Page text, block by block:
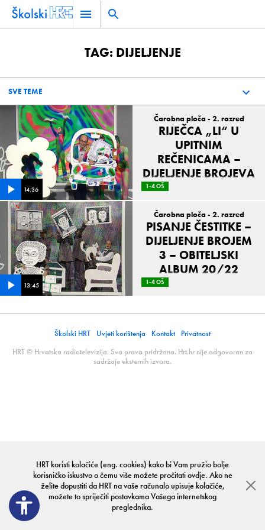
TAG: DIJELJENJE
14:36
Čarobna ploča - 2. razred
RIJEČCA „LI“ U
UPITNIM
REČENICAMA –
DIJELJENJE BROJEVA
– STAMBENA
1-4 OŠ
13:45
Čarobna ploča - 2. razred
PISANJE ČESTITKE –
DIJELJENJE BROJEM
3 – OBITELJSKI
ALBUM 20/22
1-4 OŠ
Školski HRT Uvjeti korištenja Kontakt
Privatnost
HRT © Hrvatska radiotelevizija. Sva prava pridržana. Hrt.hr nije odgovoran za
sadržaje eksternih izvora.
HRT koristi kolačiće (eng. cookies) kako bi Vam pružio bolje
korisničko iskustvo o čemu više možete pročitatiovdje. Ako ne
želite dopustiti da HRT na vaše računalo upisuje kolačiće,
možete to spriječiti postavkama Vašega internetskog
preglednika.